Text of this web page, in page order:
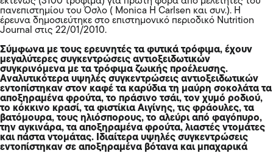
πανεπιστημίου του Όσλο ( Monica H Carlsen και συν.). Η
έρευνα δημοσιεύτηκε στο επιστημονικό περιοδικό Nutrition
Journal στις 22/01/2010.
Σύμφωνα με τους ερευνητές τα φυτικά τρόφιμα, έχουν
μεγαλύτερες συγκεντρώσεις αντιοξειδωτικών
συγκρινόμενα με τα τρόφιμα ζωικής προέλευσης.
Αναλυτικότερα υψηλές συγκεντρώσεις αντιοξειδωτικών
εντοπίστηκαν στον καφέ τα καρύδια τη μαύρη σοκολάτα τα
αποξηραμένα φρούτα, το πράσινο τσάι, τον χυμό ροδιού,
το κόκκινο κρασί, τα φιστίκια Αιγίνης, τις φράουλες, τα
βατόμουρα, τους ηλιόσπορους, το αλεύρι από φαγόπυρο,
την αγκινάρα, τα αποξηραμένα φρούτα, λιαστές ντομάτες
και πάστα ντομάτας. Ιδιαίτερα υψηλές συγκεντρώσεις
εντοπίστηκαν σε αποξηραμένα βότανα και μπαχαρικά